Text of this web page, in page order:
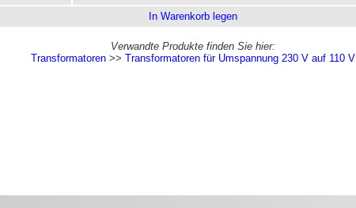
In Warenkorb legen
Verwandte Produkte finden Sie hier:
Transformatoren >> Transformatoren für Umspannung 230 V auf 110 V